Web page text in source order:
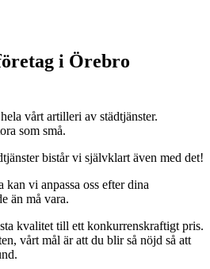
i Örebro
vårt artilleri av städtjänster.
som små.
bistår vi självklart även med det!
vi anpassa oss efter dina
än må vara.
kvalitet till ett konkurrenskraftigt pris.
vårt mål är att du blir så nöjd så att